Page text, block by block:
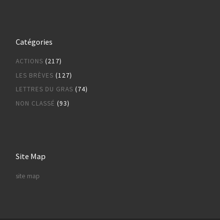
Catégories
ACTIONS (217)
LES BRÈVES (127)
LETTRES DU GRAS (74)
NON CLASSÉ (93)
Site Map
site map